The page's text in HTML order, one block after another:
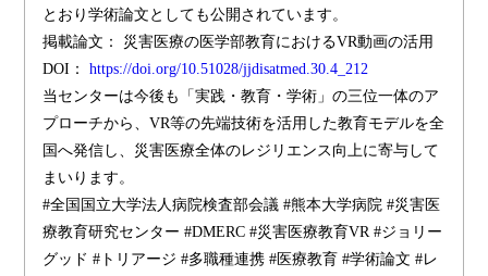
とおり学術論文としても公開されています。
掲載論文： 災害医療の医学部教育におけるVR動画の活用
DOI：https://doi.org/10.51028/jjdisatmed.30.4_212
当センターは今後も「実践・教育・学術」の三位一体のア
プローチから、VR等の先端技術を活用した教育モデルを全
国へ発信し、災害医療全体のレジリエンス向上に寄与して
まいります。
#全国国立大学法人病院検査部会議 #熊本大学病院 #災害医
療教育研究センター #DMERC #災害医療教育VR #ジョリー
グッド #トリアージ #多職種連携 #医療教育 #学術論文 #レ